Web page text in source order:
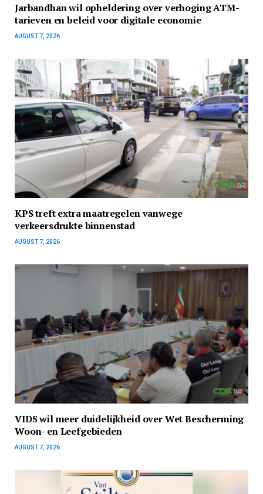
Jarbandhan wil opheldering over verhoging ATM-
tarieven en beleid voor digitale economie
AUGUST 7, 2026
KPS treft extra maatregelen vanwege
verkeersdrukte binnenstad
AUGUST 7, 2026
VIDS wil meer duidelijkheid over Wet Bescherming
Woon- en Leefgebieden
AUGUST 7, 2026